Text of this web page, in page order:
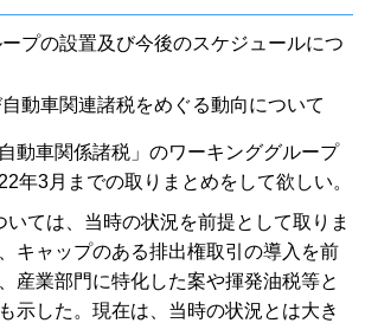
プの設置及び今後のスケジュールにつ
動車関連諸税をめぐる動向について
動車関係諸税」のワーキンググループ
年3月までの取りまとめをして欲しい。
ては、当時の状況を前提として取りま
キャップのある排出権取引の導入を前
産業部門に特化した案や揮発油税等と
示した。現在は、当時の状況とは大き